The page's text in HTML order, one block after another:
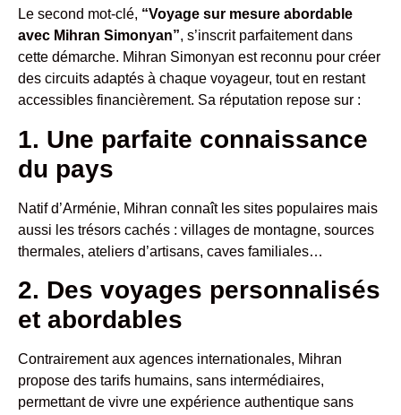
Le second mot-clé, “Voyage sur mesure abordable
avec Mihran Simonyan”, s’inscrit parfaitement dans
cette démarche. Mihran Simonyan est reconnu pour créer
des circuits adaptés à chaque voyageur, tout en restant
accessibles financièrement. Sa réputation repose sur :
1. Une parfaite connaissance
du pays
Natif d’Arménie, Mihran connaît les sites populaires mais
aussi les trésors cachés : villages de montagne, sources
thermales, ateliers d’artisans, caves familiales…
2. Des voyages personnalisés
et abordables
Contrairement aux agences internationales, Mihran
propose des tarifs humains, sans intermédiaires,
permettant de vivre une expérience authentique sans